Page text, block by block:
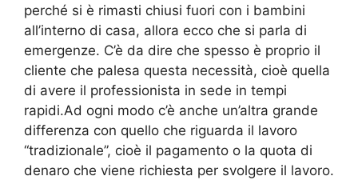
perché si è rimasti chiusi fuori con i bambini
all’interno di casa, allora ecco che si parla di
emergenze. C’è da dire che spesso è proprio il
cliente che palesa questa necessità, cioè quella
di avere il professionista in sede in tempi
rapidi.Ad ogni modo c’è anche un’altra grande
differenza con quello che riguarda il lavoro
“tradizionale”, cioè il pagamento o la quota di
denaro che viene richiesta per svolgere il lavoro.